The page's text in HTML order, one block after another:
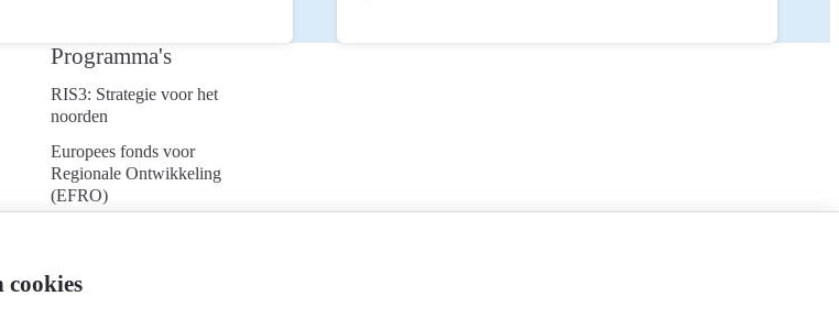
Programma's
RIS3: Strategie voor het
noorden
Europees fonds voor
Regionale Ontwikkeling
(EFRO)
Gemeenschappelijk